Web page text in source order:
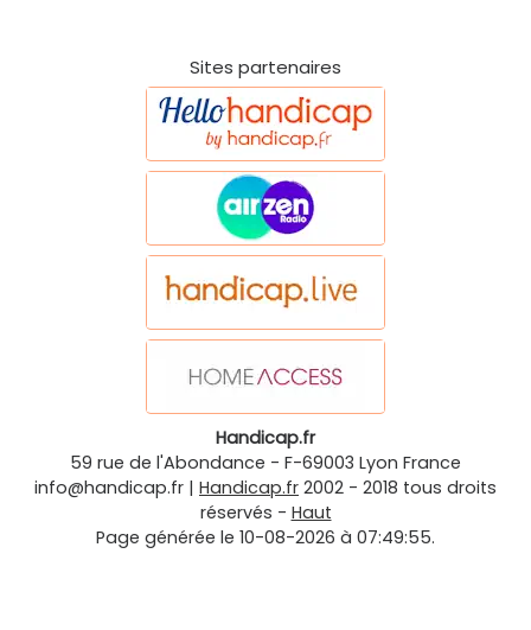
Sites partenaires
Handicap.fr
59 rue de l'Abondance - F-69003 Lyon France
info@handicap.fr | Handicap.fr 2002 - 2018 tous droits
réservés - Haut
Page générée le 10-08-2026 à 07:49:55.